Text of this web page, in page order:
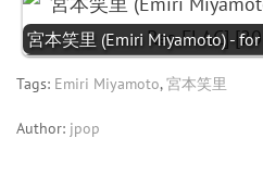
宮本笑里 (Emiri Miyamoto) - for
Tags: Emiri Miyamoto,宮本笑里
Author: jpop